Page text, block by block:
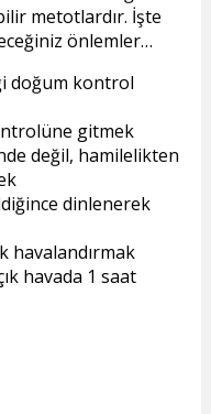
metotlardır. İşte
önlemler…
doğum kontrol
gitmek
değil, hamilelikten
dinlenerek
havalandırmak
havada 1 saat